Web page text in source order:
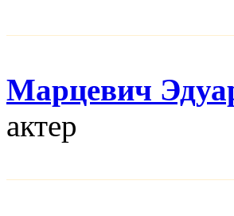
Марцевич
актер